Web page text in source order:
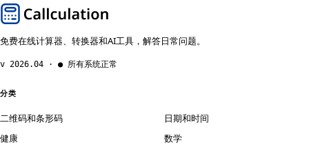
免费在线计算器、转换器和AI工具，解答日常问题。
v 2026.04 · ● 所有系统正常
分类
二维码和条形码
健康
日期和时间
数学